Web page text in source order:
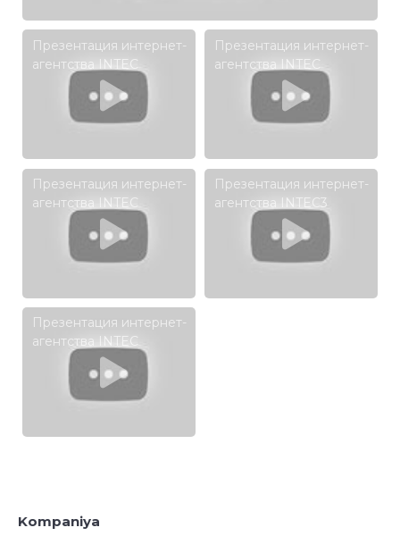
Презентация интернет-
агентства INTEC
Презентация интернет-
агентства INTEC
Презентация интернет-
агентства INTEC
Презентация интернет-
агентства INTEC3
Презентация интернет-
агентства INTEC
Kompaniya